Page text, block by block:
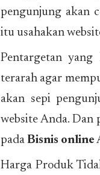
pengunjung akan
itu usahakan
Pentargetan
terarah agar
akan sepi
website Anda. Dan
pada Bisnis online
Harga Produk